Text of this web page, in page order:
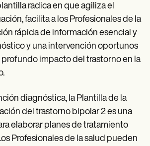
radica en que agiliza el
facilita a los Profesionales de la
rápida de información esencial y
y una intervención oportunos
profundo impacto del trastorno en la
diagnóstica, la Plantilla de la
del trastorno bipolar 2 es una
elaborar planes de tratamiento
Profesionales de la salud pueden